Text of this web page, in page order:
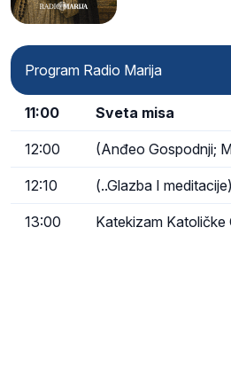
Program Radio Marija
11:00 Sveta misa
12:00 (Anđeo Gospodnji;
12:10 (..Glazba I meditacije)
13:00 Katekizam Katoličke